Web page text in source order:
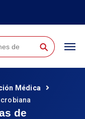
⚲
Médica
de